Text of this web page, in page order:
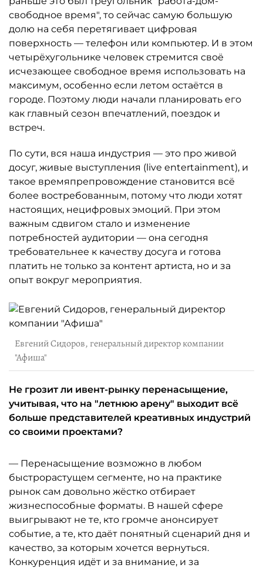
свободное время", то сейчас самую большую
долю на себя перетягивает цифровая
поверхность — телефон или компьютер. И в этом
четырёхугольнике человек стремится своё
исчезающее свободное время использовать на
максимум, особенно если летом остаётся в
городе. Поэтому люди начали планировать его
как главный сезон впечатлений, поездок и
встреч.
По сути, вся наша индустрия — это про живой
досуг, живые выступления (live entertainment), и
такое времяпрепровождение становится всё
более востребованным, потому что люди хотят
настоящих, нецифровых эмоций. При этом
важным сдвигом стало и изменение
потребностей аудитории — она сегодня
требовательнее к качеству досуга и готова
платить не только за контент артиста, но и за
опыт вокруг мероприятия.
Евгений Сидоров, генеральный директор компании
"Афиша"
Не грозит ли ивент-рынку перенасыщение,
учитывая, что на "летнюю арену" выходит всё
больше представителей креативных индустрий
со своими проектами?
— Перенасыщение возможно в любом
быстрорастущем сегменте, но на практике
рынок сам довольно жёстко отбирает
жизнеспособные форматы. В нашей сфере
выигрывают не те, кто громче анонсирует
событие, а те, кто даёт понятный сценарий дня и
качество, за которым хочется вернуться.
Конкуренция идёт и за внимание, и за